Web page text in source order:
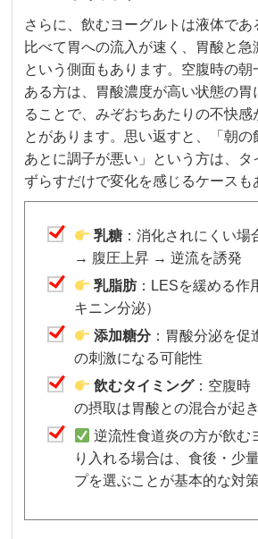
さらに、飲むヨーグルトは液体であ
比べて胃への流入が速く、胃酸と急
という側面もあります。空腹時の
ある方は、胃酸濃度が高い状態の胃
ることで、みぞおちあたりの不快感
とがあります。思い返すと、「朝
あとに調子が悪い」という方は、タ
ずらすだけで変化を感じるケースも
乳糖 ：消化されにくい場
→ 腹圧上昇 → 逆流を誘発
乳脂肪：LESを緩める作
キニン分泌）
添加糖分：胃酸分泌を促
の刺激になる可能性
飲むタイミング：空腹時
の摂取は胃酸との混合が起
逆流性食道炎の方が飲む
り入れる場合は、食後・少
プを選ぶことが基本的な対